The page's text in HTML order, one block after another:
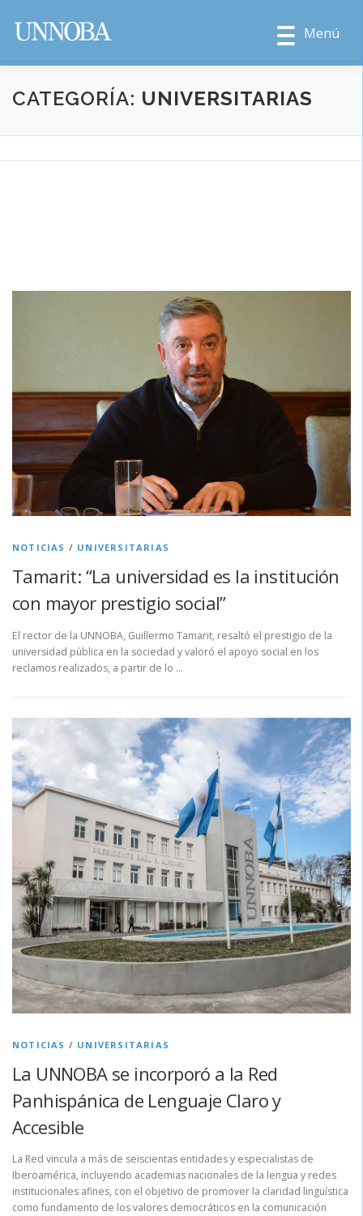
Menú
CATEGORÍA: UNIVERSITARIAS
NOTICIAS / UNIVERSITARIAS
Tamarit: “La universidad es la institución
con mayor prestigio social”
El rector de la UNNOBA, Guillermo Tamarit, resaltó el prestigio de la
universidad pública en la sociedad y valoró el apoyo social en los
reclamos realizados, a partir de lo …
NOTICIAS / UNIVERSITARIAS
La UNNOBA se incorporó a la Red
Panhispánica de Lenguaje Claro y
Accesible
La Red vincula a más de seiscientas entidades y especialistas de
Iberoamérica, incluyendo academias nacionales de la lengua y redes
institucionales afines, con el objetivo de promover la claridad lingüística
como fundamento de los valores democráticos en la comunicación